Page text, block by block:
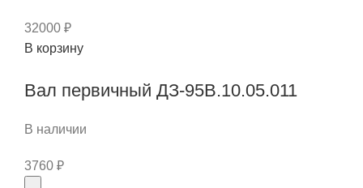
ПА-010.02.00.001-
01
32000 ₽
Количество
Вал
ДЗ-98
В корзину
Вал первичный ДЗ-95В.10.05.011
В наличии
3760 ₽